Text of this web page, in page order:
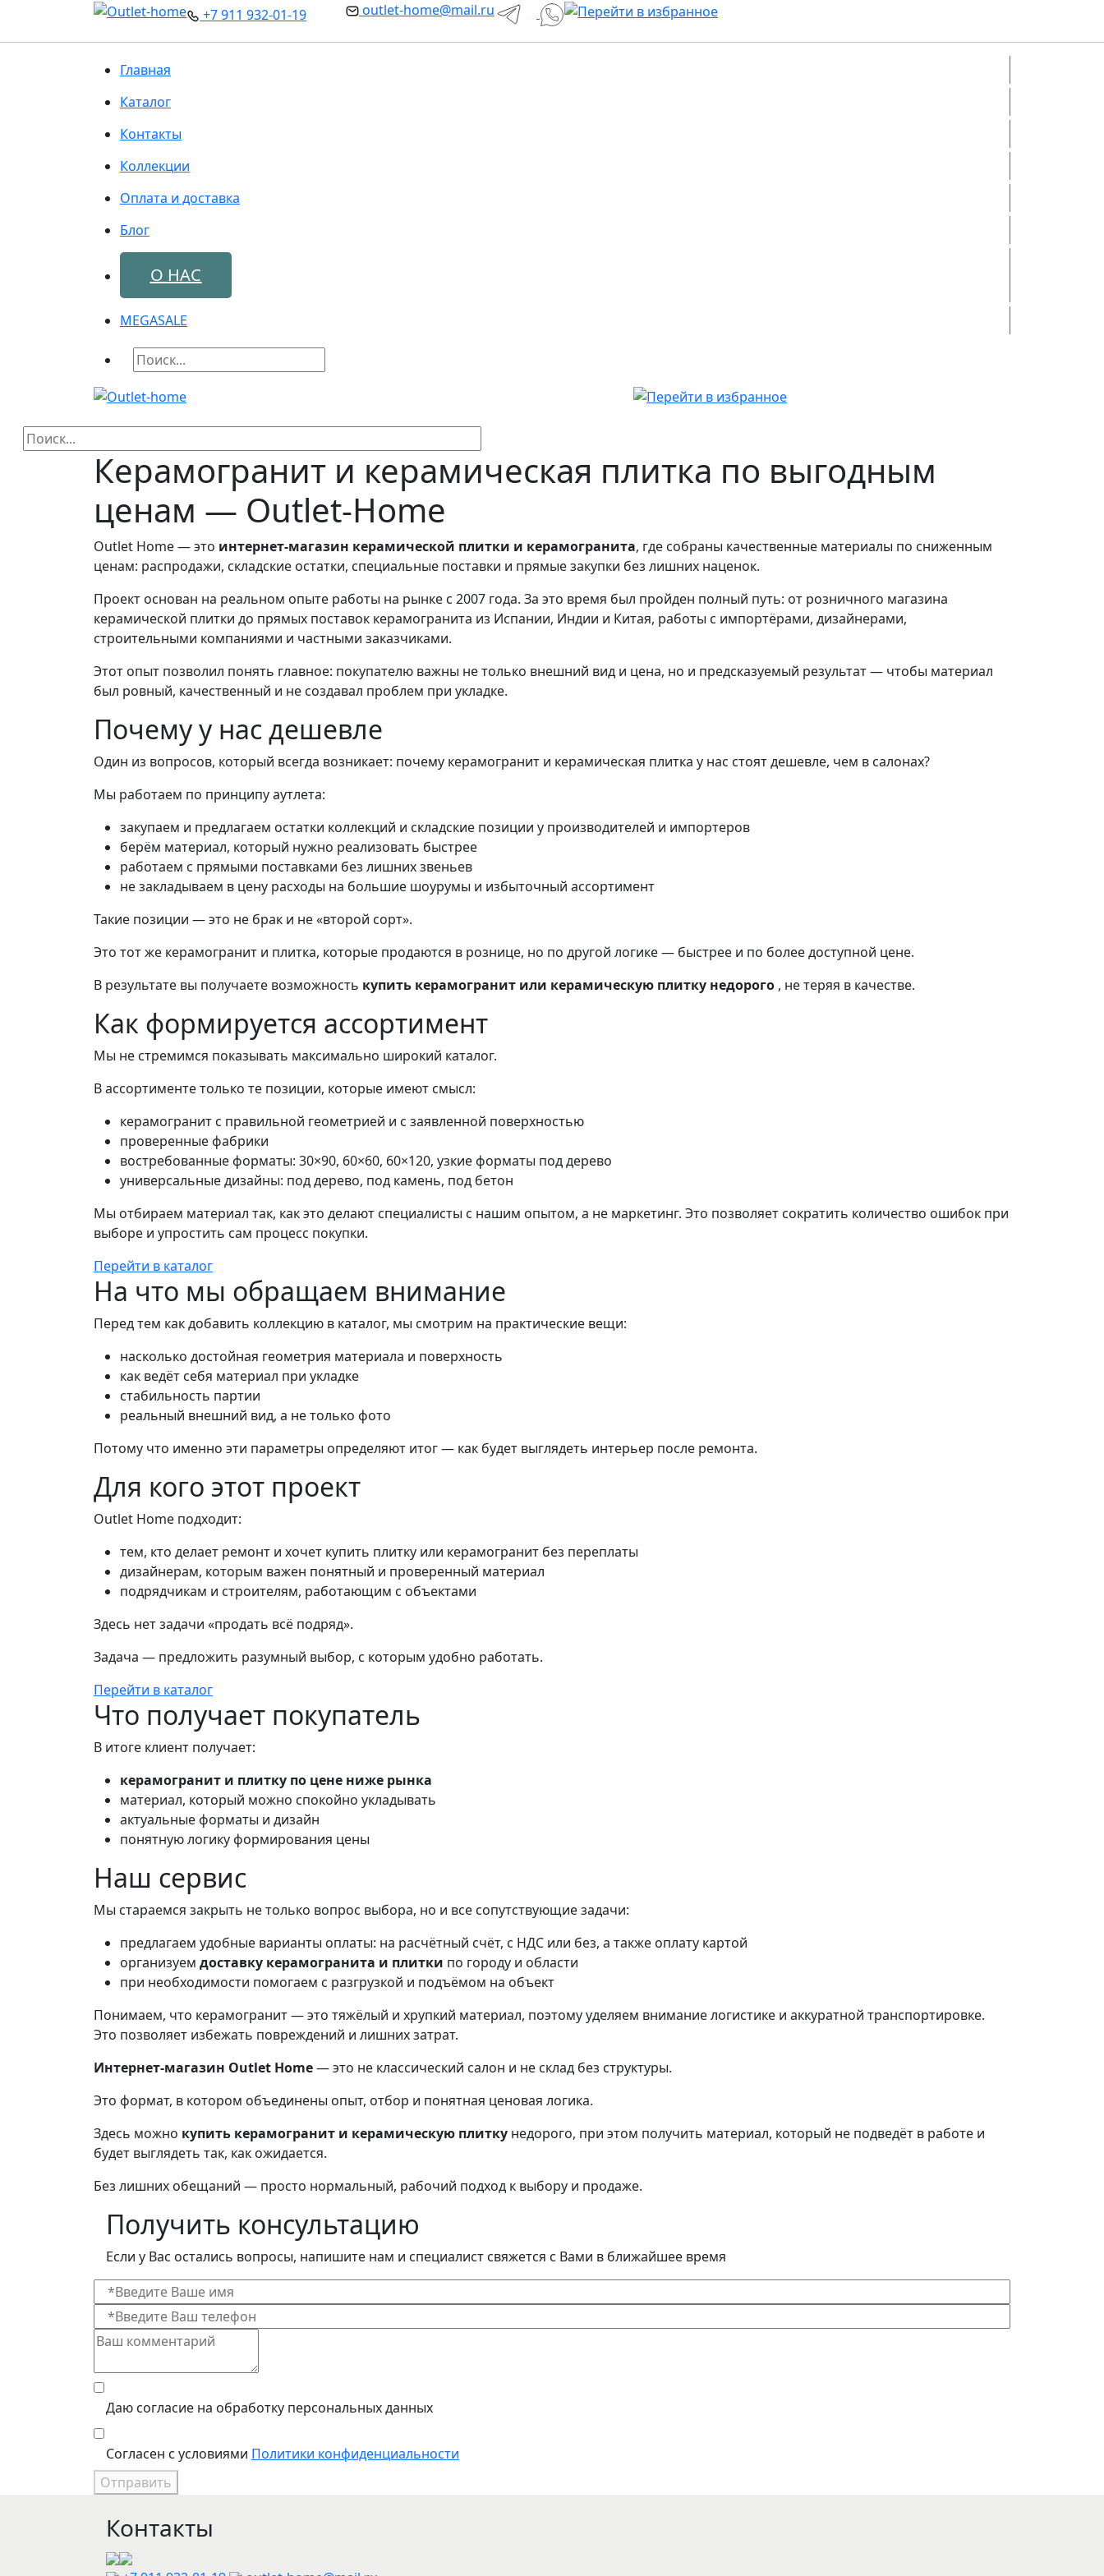
+7 911 932-01-19 outlet-home@mail.ru
Главная
Каталог
Контакты
Коллекции
Оплата и доставка
Блог
О НАС
MEGASALE
Керамогранит и керамическая плитка по выгодным
ценам — Outlet-Home
Outlet Home — это интернет-магазин керамической плитки и керамогранита, где собраны качественные материалы по сниженным
ценам: распродажи, складские остатки, специальные поставки и прямые закупки без лишних наценок.
Проект основан на реальном опыте работы на рынке с 2007 года. За это время был пройден полный путь: от розничного магазина
керамической плитки до прямых поставок керамогранита из Испании, Индии и Китая, работы с импортёрами, дизайнерами,
строительными компаниями и частными заказчиками.
Этот опыт позволил понять главное: покупателю важны не только внешний вид и цена, но и предсказуемый результат — чтобы материал
был ровный, качественный и не создавал проблем при укладке.
Почему у нас дешевле
Один из вопросов, который всегда возникает: почему керамогранит и керамическая плитка у нас стоят дешевле, чем в салонах?
Мы работаем по принципу аутлета:
закупаем и предлагаем остатки коллекций и складские позиции у производителей и импортеров
берём материал, который нужно реализовать быстрее
работаем с прямыми поставками без лишних звеньев
не закладываем в цену расходы на большие шоурумы и избыточный ассортимент
Такие позиции — это не брак и не «второй сорт».
Это тот же керамогранит и плитка, которые продаются в рознице, но по другой логике — быстрее и по более доступной цене.
В результате вы получаете возможность купить керамогранит или керамическую плитку недорого , не теряя в качестве.
Как формируется ассортимент
Мы не стремимся показывать максимально широкий каталог.
В ассортименте только те позиции, которые имеют смысл:
керамогранит с правильной геометрией и с заявленной поверхностью
проверенные фабрики
востребованные форматы: 30×90, 60×60, 60×120, узкие форматы под дерево
универсальные дизайны: под дерево, под камень, под бетон
Мы отбираем материал так, как это делают специалисты с нашим опытом, а не маркетинг. Это позволяет сократить количество ошибок при
выборе и упростить сам процесс покупки.
Перейти в каталог
На что мы обращаем внимание
Перед тем как добавить коллекцию в каталог, мы смотрим на практические вещи:
насколько достойная геометрия материала и поверхность
как ведёт себя материал при укладке
стабильность партии
реальный внешний вид, а не только фото
Потому что именно эти параметры определяют итог — как будет выглядеть интерьер после ремонта.
Для кого этот проект
Outlet Home подходит:
тем, кто делает ремонт и хочет купить плитку или керамогранит без переплаты
дизайнерам, которым важен понятный и проверенный материал
подрядчикам и строителям, работающим с объектами
Здесь нет задачи «продать всё подряд».
Задача — предложить разумный выбор, с которым удобно работать.
Перейти в каталог
Что получает покупатель
В итоге клиент получает:
керамогранит и плитку по цене ниже рынка
материал, который можно спокойно укладывать
актуальные форматы и дизайн
понятную логику формирования цены
Наш сервис
Мы стараемся закрыть не только вопрос выбора, но и все сопутствующие задачи:
предлагаем удобные варианты оплаты: на расчётный счёт, с НДС или без, а также оплату картой
организуем доставку керамогранита и плитки по городу и области
при необходимости помогаем с разгрузкой и подъёмом на объект
Понимаем, что керамогранит — это тяжёлый и хрупкий материал, поэтому уделяем внимание логистике и аккуратной транспортировке.
Это позволяет избежать повреждений и лишних затрат.
Интернет-магазин Outlet Home— это не классический салон и не склад без структуры.
Это формат, в котором объединены опыт, отбор и понятная ценовая логика.
Здесь можно купить керамогранит и керамическую плитку недорого, при этом получить материал, который не подведёт в работе и
будет выглядеть так, как ожидается.
Без лишних обещаний — просто нормальный, рабочий подход к выбору и продаже.
Получить консультацию
Если у Вас остались вопросы, напишите нам и специалист свяжется с Вами в ближайшее время
Даю согласие на обработку персональных данных
Согласен с условиями Политики конфиденциальности
Отправить
Контакты